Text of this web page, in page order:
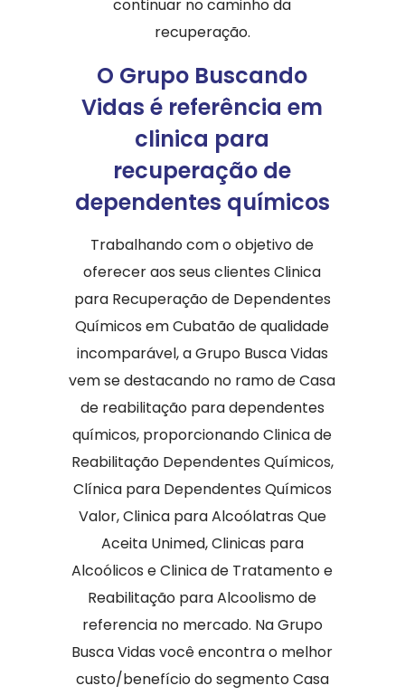
continuar no caminho da
recuperação.
O Grupo Buscando
Vidas é referência em
clinica para
recuperação de
dependentes químicos
Trabalhando com o objetivo de
oferecer aos seus clientes Clinica
para Recuperação de Dependentes
Químicos em Cubatão de qualidade
incomparável, a Grupo Busca Vidas
vem se destacando no ramo de Casa
de reabilitação para dependentes
químicos, proporcionando Clinica de
Reabilitação Dependentes Químicos,
Clínica para Dependentes Químicos
Valor, Clinica para Alcoólatras Que
Aceita Unimed, Clinicas para
Alcoólicos e Clinica de Tratamento e
Reabilitação para Alcoolismo de
referencia no mercado. Na Grupo
Busca Vidas você encontra o melhor
custo/benefício do segmento Casa